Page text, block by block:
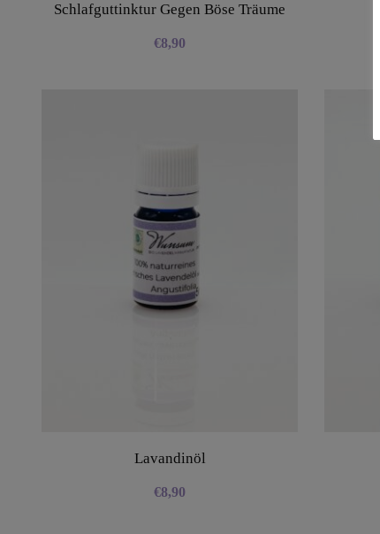
Schlafguttinktur Gegen Böse Träume
€8,90
Lavandinöl
€8,90